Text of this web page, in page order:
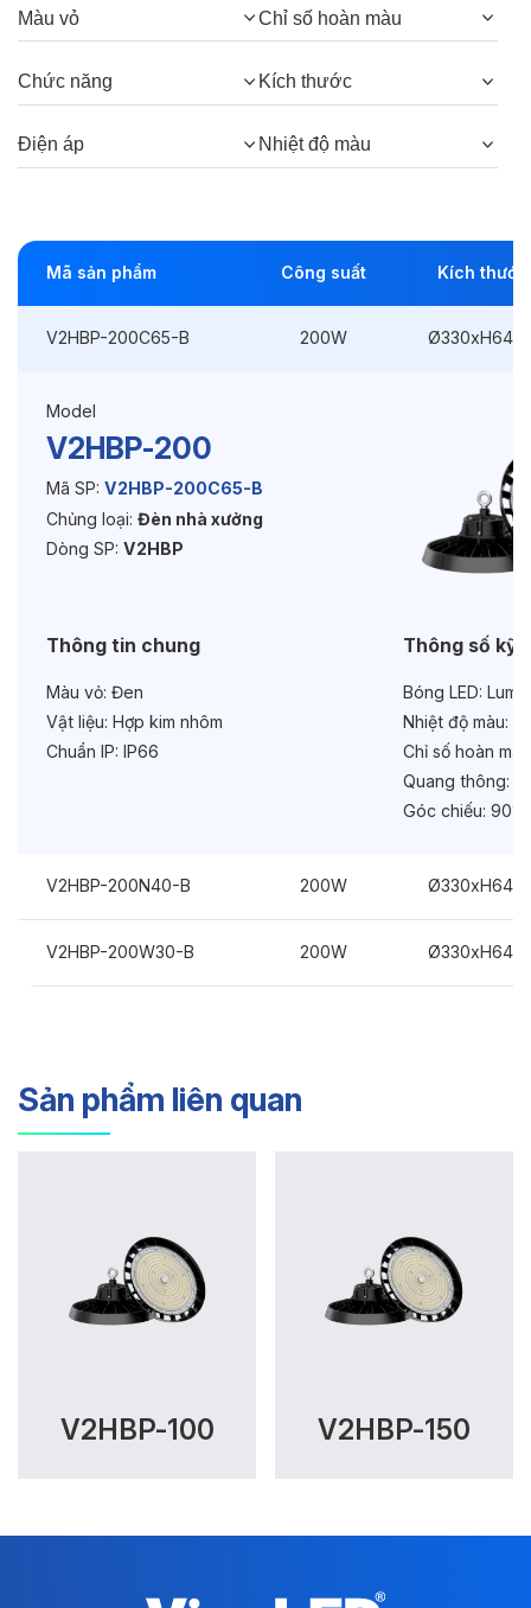
Góc chiếu:
Thông số Điện & Lắp đặt
Công suất:
Điều hướng:
Kích thướcØ330xH64mm
Độ bền & tùy chọn mở rộng
Tuổi thọ: >50000h
Bảo hành:2 năm
Màu vỏ Chỉ số hoàn màu
Chức năng Kích thước
Điện áp Nhiệt độ màu
Mã sản phẩm Công suất Kích thước
V2HBP-200C65-B 200W
Model
V2HBP-200
Mã SP: V2HBP-200C65-B
Chủng loại: Đèn nhà xưởng
Dòng SP: V2HBP
Thông tin chung
Màu vỏ: Đen
Vật liệu: Hợp kim nhôm
Chuẩn IP: IP66
Thông số kỹ
Bóng LED:
Nhiệt độ màu:
Chỉ số hoàn
Quang thông:
Góc chiếu: 90°
V2HBP-200N40-B 200W
V2HBP-200W30-B 200W
Sản phẩm liên quan
V2HBP-100 V2HBP-150